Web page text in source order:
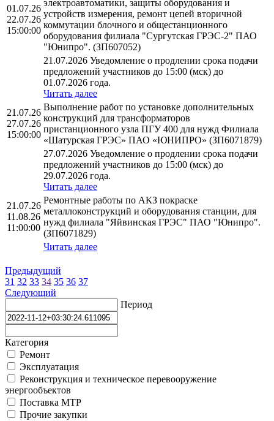
01.07.26
22.07.26
15:00:00
электроавтоматики, защиты оборудования и
устройств измерения, ремонт цепей вторичной
коммутации блочного и общестанционного
оборудования филиала "Сургутская ГРЭС-2" ПАО
"Юнипро". (ЗП607052)
21.07.2026 Уведомление о продлении срока подачи
предложений участников до 15:00 (мск) до
01.07.2026 года.
Читать далее
21.07.26
27.07.26
15:00:00
Выполнение работ по установке дополнительных
конструкций для трансформаторов
пристанционного узла ПГУ 400 для нужд Филиала
«Шатурская ГРЭС» ПАО «ЮНИПРО» (ЗП6071879)
27.07.2026 Уведомление о продлении срока подачи
предложений участников до 15:00 (мск) до
29.07.2026 года.
Читать далее
21.07.26
11.08.26
11:00:00
Ремонтные работы по АКЗ покраске
металлоконструкций и оборудования станции, для
нужд филиала "Яйвинская ГРЭС" ПАО "Юнипро".
(ЗП6071829)
Читать далее
Предыдущий
31 32 33 34 35 36 37
Следующий
Период
Категория
Ремонт
Эксплуатация
Реконструкция и техническое перевооружение
энергообъектов
Поставка МТР
Прочие закупки